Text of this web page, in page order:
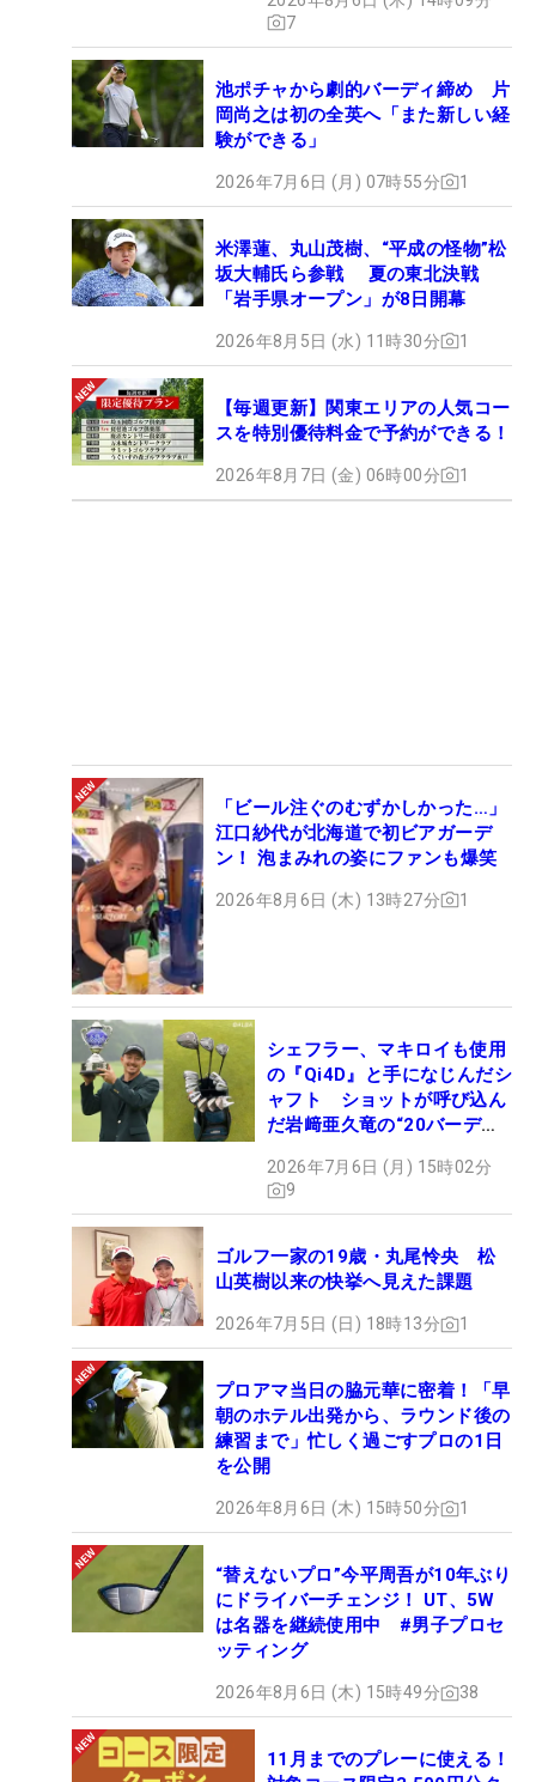
7
池ポチャから劇的バーディ締め 片
岡尚之は初の全英へ「また新しい経
験ができる」
2026年7月6日 (月) 07時55分 1
米澤蓮、丸山茂樹、“平成の怪物”松
坂大輔氏ら参戦 夏の東北決戦
「岩手県オープン」が8日開幕
2026年8月5日 (水) 11時30分 1
【毎週更新】関東エリアの人気コー
スを特別優待料金で予約ができる！
2026年8月7日 (金) 06時00分 1
「ビール注ぐのむずかしかった…」
江口紗代が北海道で初ビアガーデ
ン！ 泡まみれの姿にファンも爆笑
2026年8月6日 (木) 13時27分 1
シェフラー、マキロイも使用
の『Qi4D』と手になじんだシ
ャフト ショットが呼び込ん
だ岩﨑亜久竜の“20バーデ
2026年7月6日 (月) 15時02分
9
ゴルフ一家の19歳・丸尾怜央 松
山英樹以来の快挙へ見えた課題
2026年7月5日 (日) 18時13分 1
プロアマ当日の脇元華に密着！「早
朝のホテル出発から、ラウンド後の
練習まで」忙しく過ごすプロの1日
を公開
2026年8月6日 (木) 15時50分 1
“替えないプロ”今平周吾が10年ぶり
にドライバーチェンジ！ UT、5W
は名器を継続使用中 #男子プロセ
ッティング
2026年8月6日 (木) 15時49分 38
11月までのプレーに使える！